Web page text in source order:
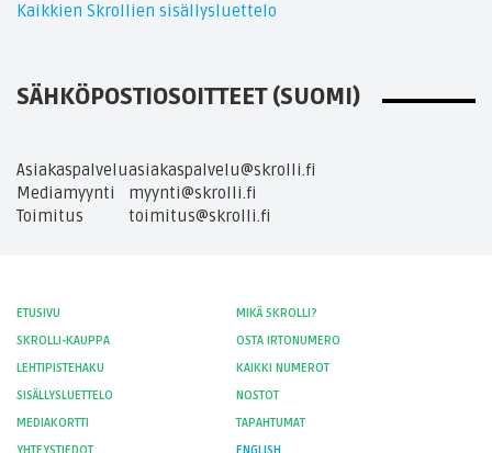
Kaikkien Skrollien sisällysluettelo
SÄHKÖPOSTIOSOITTEET (SUOMI)
Asiakaspalveluasiakaspalvelu@skrolli.fi
Mediamyynti
myynti@skrolli.fi
Toimitus
toimitus@skrolli.fi
ETUSIVU
MIKÄ SKROLLI?
SKROLLI-KAUPPA
OSTA IRTONUMERO
LEHTIPISTEHAKU
KAIKKI NUMEROT
SISÄLLYSLUETTELO
NOSTOT
MEDIAKORTTI
TAPAHTUMAT